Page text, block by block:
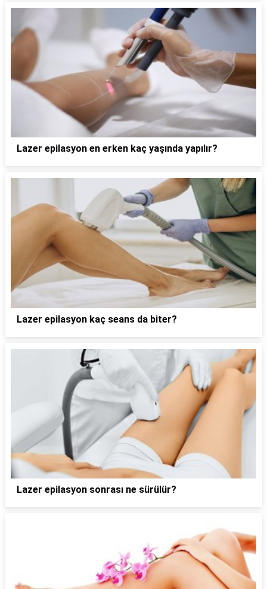
Lazer epilasyon en erken kaç yaşında yapılır?
Lazer epilasyon kaç seans da biter?
Lazer epilasyon sonrası ne sürülür?